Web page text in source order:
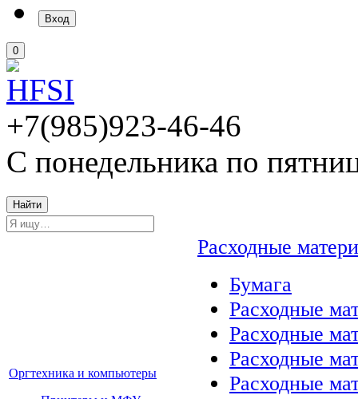
Вход
0
+7(985)923-46-46
С понедельника по
Найти
Оргтехника и компьютеры
Расходные
Бумага
Расходные
Расходные
Расходные
Расходные